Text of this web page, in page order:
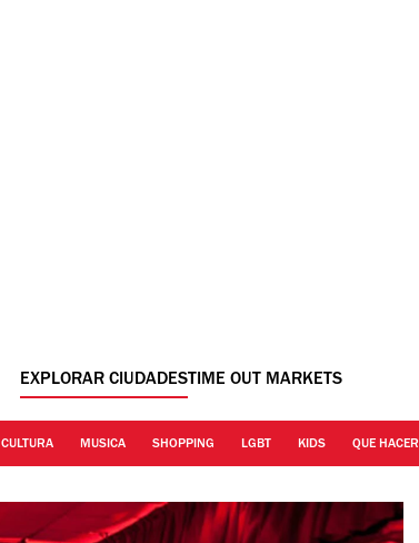
EXPLORAR CIUDADESTIME OUT MARKETS
MUSICA SHOPPING LGBT KIDS QUE HACER